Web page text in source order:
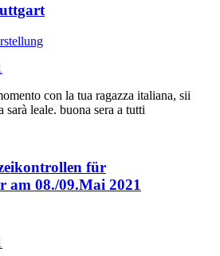
con la tua ragazza italiana, sii
leale. buona sera a tutti
für
am 08./09.Mai 2021